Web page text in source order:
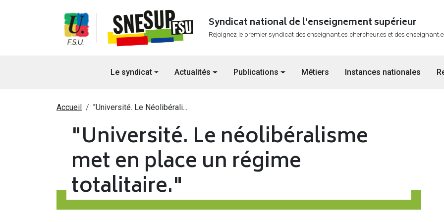
Syndicat national de l'enseignement supérieur
Rejoignez le premier syndicat des enseignant.es chercheur.es et des
Le syndicat Actualités Publications Métiers Instances nationales
Fil d'Ariane
Accueil "Université. Le Néolibérali...
"Université. Le néolibéralisme
met en place un régime
totalitaire."